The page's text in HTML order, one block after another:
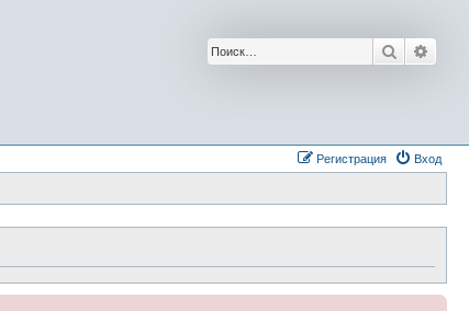
Поиск
Вход
Регистрация